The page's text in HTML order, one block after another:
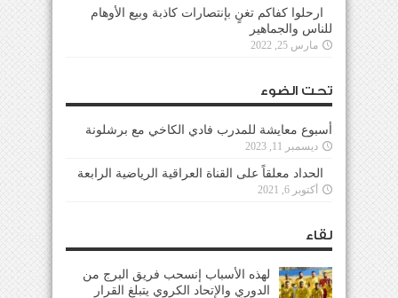
ارحلوا كفاكم تغنٍ بإنتصارات كاذبة وبيع الأوهام
للناس والجماهير
مارس 25, 2022
تحت الضوء
أسبوع معايشة للمدرب فادي الكاخي مع برشلونة
ديسمبر 11, 2023
الحداد معلقاً على القناة العراقية الرياضية الرابعة
أكتوبر 6, 2021
لقاء
لهذه الأسباب إنسحب فريق البرج من
الدوري والإتحاد الكروي يتبلغ القرار